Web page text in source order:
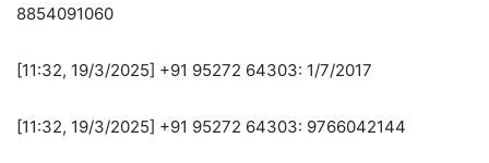
8854091060
[11:32, 19/3/2025] +91 95272 64303: 1/7/2017
[11:32, 19/3/2025] +91 95272 64303: 9766042144